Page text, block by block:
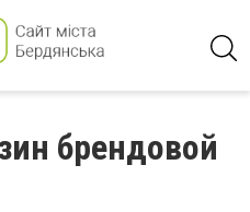
брендовой